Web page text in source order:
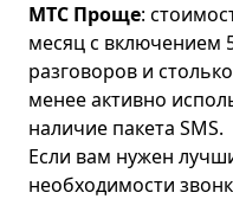
МТС Проще:
месяц с включением
разговоров и
менее активно
наличие пакета SMS.
Если вам нужен
необходимости